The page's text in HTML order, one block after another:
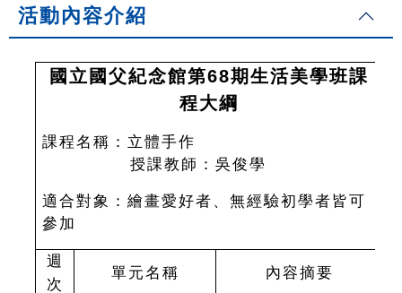
活動內容介紹
國立國父紀念館第68期生活美學班課
程大綱
課程名稱：立體手作
授課教師：吳俊學
適合對象：繪畫愛好者、無經驗初學者皆可
參加
週
次
單元名稱 內容摘要